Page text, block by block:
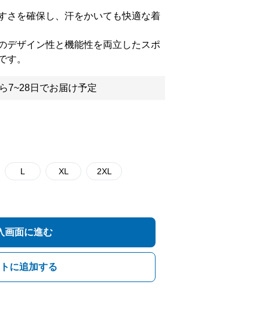
さを確保し、汗をかいても快適な着
デザイン性と機能性を両立したスポ
す。
7~28日でお届け予定
L XL 2XL
画面に進む
に追加する